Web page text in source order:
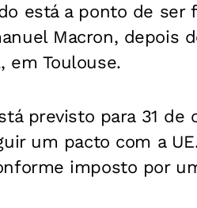
está a ponto de ser
Macron, depois
em Toulouse.
previsto para 31
um pacto com a
imposto por